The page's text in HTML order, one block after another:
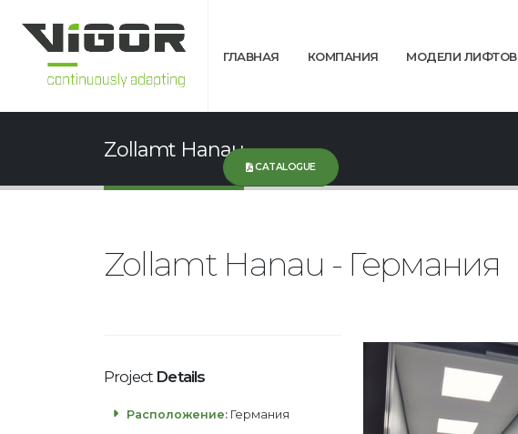
ГЛАВНАЯ КОМПАНИЯ МОДЕЛИ ЛИФТОВ
CATALOGUE
Zollamt Hanau
Zollamt Hanau - Германия
Project Details
Расположение: Германия